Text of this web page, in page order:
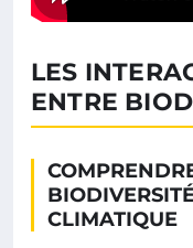
LES
ENTRE
CLIMATIQUE